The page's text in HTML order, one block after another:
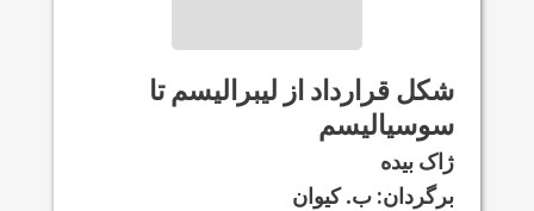
شکل قرارداد از ليبراليسم تا
سوسیالیسم
ژاک بيده
برگردان: ب. کيوان